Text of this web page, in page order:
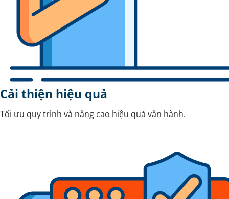
Cải thiện hiệu quả
Tối ưu quy trình và nâng cao hiệu quả vận hành.